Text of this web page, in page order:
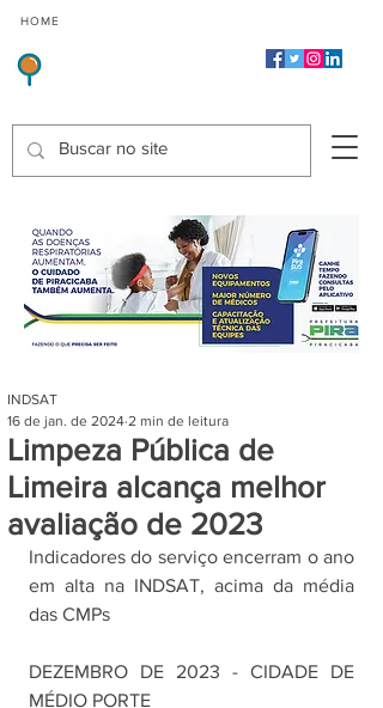
HOME
Limpeza Pública de
Limeira alcança melhor
avaliação de 2023
INDSAT
16 de jan. de 2024 2 min de leitura
Indicadores do serviço encerram o ano
em alta na INDSAT, acima da média
DEZEMBRO DE 2023 - CIDADE DE
MÉDIO PORTE